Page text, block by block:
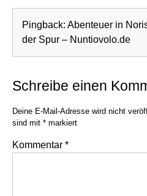
Pingback: Abenteuer in
der Spur – Nuntiovolo.de
Schreibe einen
Deine E-Mail-Adresse wird nicht
sind mit * markiert
Kommentar *